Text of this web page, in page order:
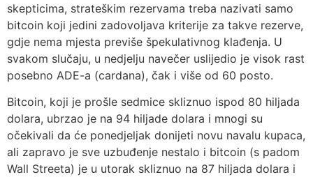
skepticima, strateškim rezervama treba nazivati samo
bitcoin koji jedini zadovoljava kriterije za takve rezerve,
gdje nema mjesta previše špekulativnog klađenja. U
svakom slučaju, u nedjelju navečer uslijedio je visok rast
posebno ADE-a (cardana), čak i više od 60 posto.
Bitcoin, koji je prošle sedmice skliznuo ispod 80 hiljada
dolara, ubrzao je na 94 hiljade dolara i mnogi su
očekivali da će ponedjeljak donijeti novu navalu kupaca,
ali zapravo je sve uzbuđenje nestalo i bitcoin (s padom
Wall Streeta) je u utorak skliznuo na 87 hiljada dolara i